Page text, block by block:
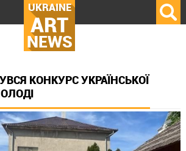
UKRAINE
ART
NEWS
КОНКУРС УКРАЇНСЬКОЇ